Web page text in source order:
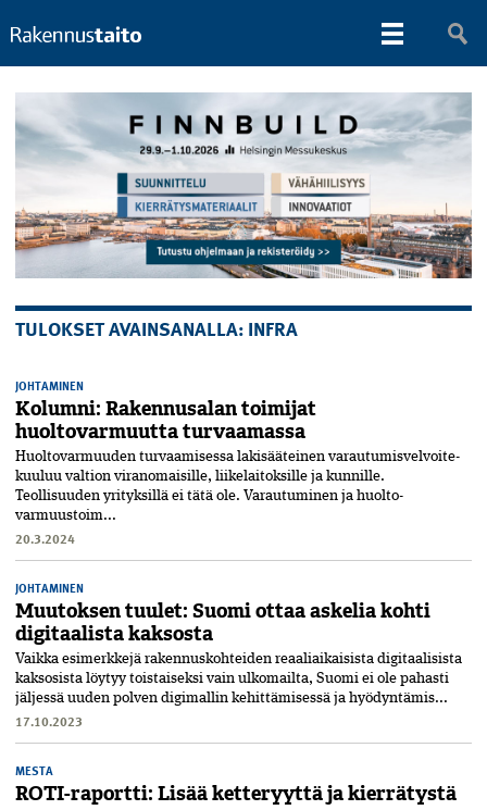
TULOKSET AVAINSANALLA: INFRA
JOHTAMINEN
Kolumni: Rakennusalan toimijat
huoltovarmuutta turvaamassa
Huoltovarmuuden turvaamisessa­ lakisääteinen varautumisvelvoite­
kuuluu valtion viranomaisille, liike­laitoksille ja kunnille.
Teollisuuden yrityksillä ei tätä ole. Varautuminen­ ja huolto­
varmuustoim...
20.3.2024
JOHTAMINEN
Muutoksen tuulet: Suomi ottaa askelia kohti
digitaalista kaksosta
Vaikka esimerkkejä rakennuskohteiden reaaliaikaisista digitaalisista
kaksosista löytyy toistaiseksi vain ulkomailta, Suomi ei ole pahasti
jäljessä uuden polven digimallin kehittämisessä ja hyödyntämis...
17.10.2023
MESTA
ROTI-raportti: Lisää ketteryyttä ja kierrätystä